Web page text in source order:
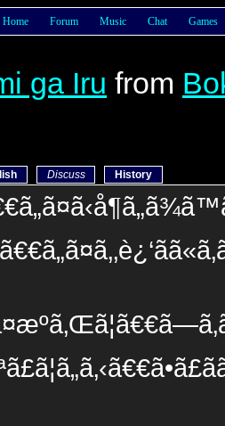
Home Forum Music Chat Games
ga Iru from
Discuss History